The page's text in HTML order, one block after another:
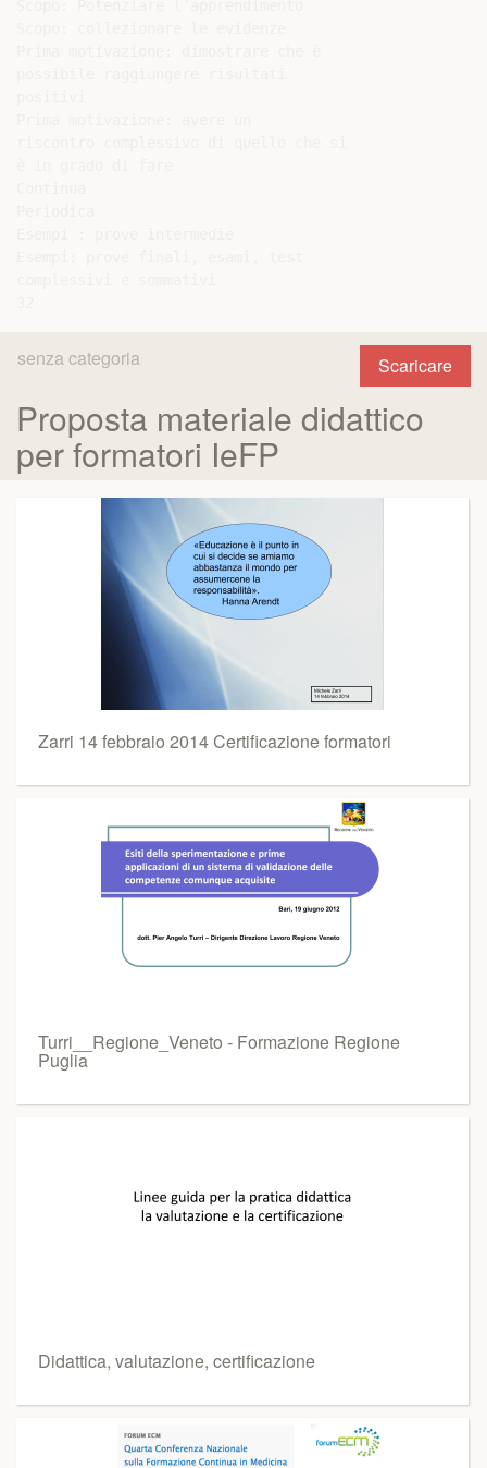
Scaricare
senza categoria
Proposta materiale didattico
per formatori IeFP
Zarri 14 febbraio 2014 Certificazione formatori
Turri__Regione_Veneto - Formazione Regione
Puglia
Didattica, valutazione, certificazione